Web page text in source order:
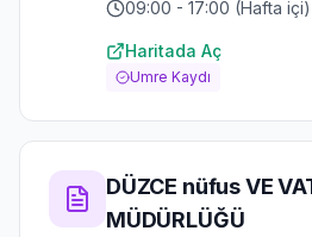
09:00 - 17:00 (Hafta içi)
Haritada Aç
Umre Kaydı
DÜZCE nüfus VE
MÜDÜRLÜĞÜ